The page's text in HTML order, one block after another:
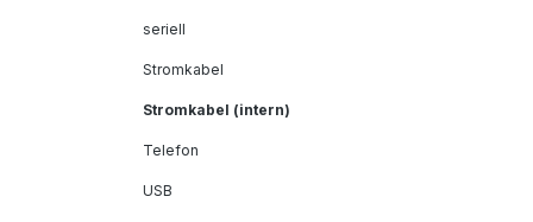
seriell
Stromkabel
Stromkabel (intern)
Telefon
USB